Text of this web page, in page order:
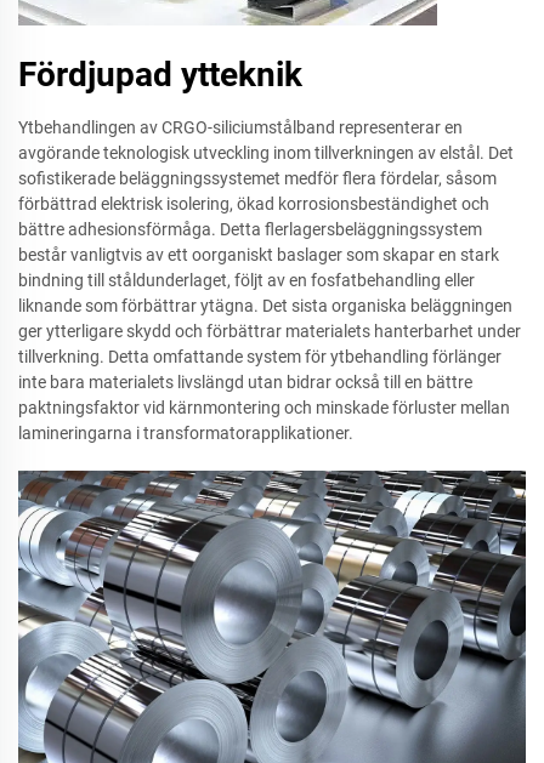
Fördjupad ytteknik
Ytbehandlingen av CRGO-siliciumstålband representerar en
avgörande teknologisk utveckling inom tillverkningen av elstål. Det
sofistikerade beläggningssystemet medför flera fördelar, såsom
förbättrad elektrisk isolering, ökad korrosionsbeständighet och
bättre adhesionsförmåga. Detta flerlagersbeläggningssystem
består vanligtvis av ett oorganiskt baslager som skapar en stark
bindning till ståldunderlaget, följt av en fosfatbehandling eller
liknande som förbättrar ytägna. Det sista organiska beläggningen
ger ytterligare skydd och förbättrar materialets hanterbarhet under
tillverkning. Detta omfattande system för ytbehandling förlänger
inte bara materialets livslängd utan bidrar också till en bättre
paktningsfaktor vid kärnmontering och minskade förluster mellan
lamineringarna i transformatorapplikationer.